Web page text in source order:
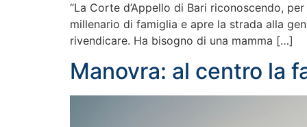
“La Corte d’Appello di Bari riconoscendo,
millenario di famiglia e apre la strada alla
rivendicare. Ha bisogno di una mamma […]
Manovra: al centro la